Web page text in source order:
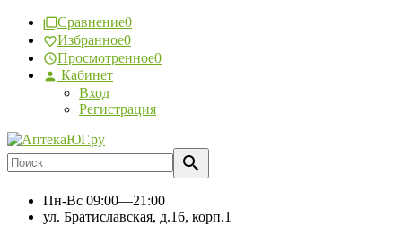
Сравнение0
Избранное0
Просмотренное0
Кабинет
Вход
Регистрация
Пн-Вс 09:00—21:00
ул. Братиславская, д.16, корп.1